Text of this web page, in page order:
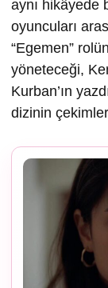
aynı hikâyede
oyuncuları
“Egemen”
yöneteceği,
Kurban’ın
dizinin